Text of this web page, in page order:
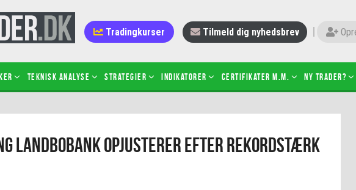
Tradingkurser Tilmeld dig nyhedsbrev
Teknisk analyse Strategier Indikatorer Certifikater m.m. Ny trader?
Kopiér de bedste tradere og
investorer
Det betyder de nye ESMA-
Landbobank Opjusterer Efter Rekordstærk